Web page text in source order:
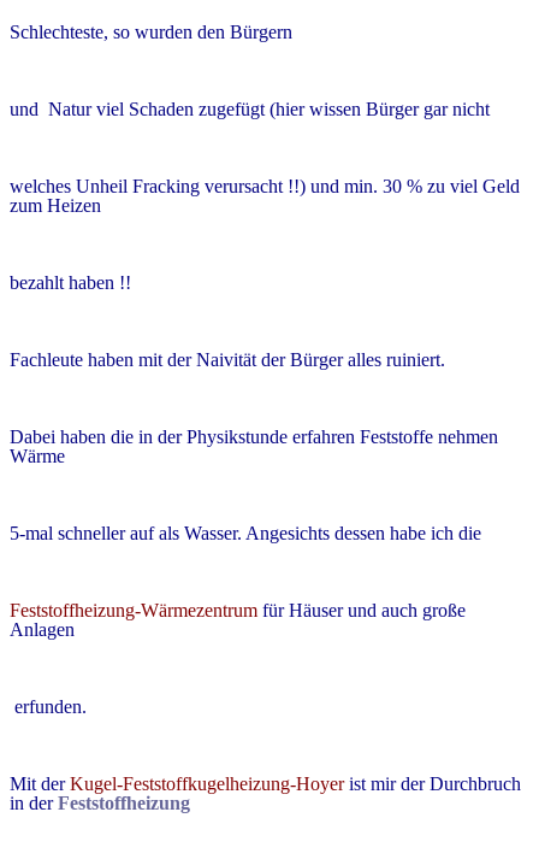
Schlechteste, so wurden den Bürgern
und Natur viel Schaden zugefügt (hier wissen Bürger gar nicht
welches Unheil Fracking verursacht !!) und min. 30 % zu viel Geld
zum Heizen
bezahlt haben !!
Fachleute haben mit der Naivität der Bürger alles ruiniert.
Dabei haben die in der Physikstunde erfahren Feststoffe nehmen
Wärme
5-mal schneller auf als Wasser. Angesichts dessen habe ich die
Feststoffheizung-Wärmezentrum für Häuser und auch große
Anlagen
erfunden.
Mit derKugel-Feststoffkugelheizung-Hoyerist mirderDurchbruch
in derFeststoffheizung